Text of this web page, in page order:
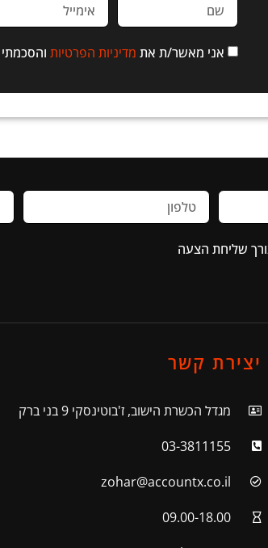
אני מאשר/ת את מדיניות הפרטיות
שליחת הצעה
יצירת קשר
מגדל הכשרת הישוב, ז'בוטינסקי 9 בני ברק
03-3811155
zohar@accountx.co.il
09.00-18.00